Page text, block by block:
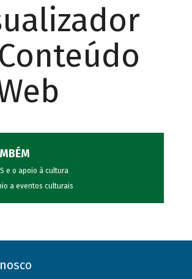
e o apoio à cultura
a eventos culturais